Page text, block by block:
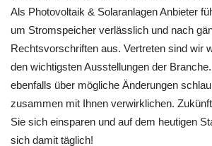
Als Photovoltaik & Solaranlagen Anbieter
um Stromspeicher verlässlich und nach
Rechtsvorschriften aus. Vertreten sind wir
den wichtigsten Ausstellungen der
ebenfalls über mögliche Änderungen
zusammen mit Ihnen verwirklichen.
Sie sich einsparen und auf dem heutigen
sich damit täglich!